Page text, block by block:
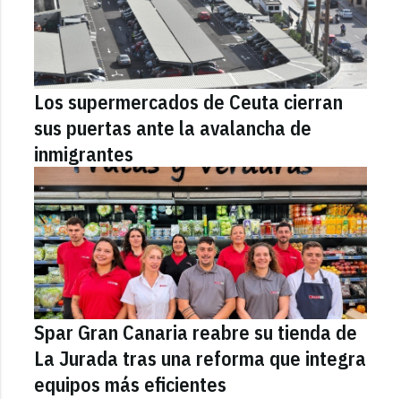
Los supermercados de Ceuta cierran
sus puertas ante la avalancha de
inmigrantes
Spar Gran Canaria reabre su tienda de
La Jurada tras una reforma que integra
equipos más eficientes